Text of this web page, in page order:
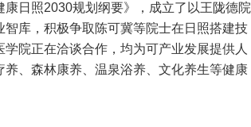
日照2030规划纲要》，成立了以王陇德院
库，积极争取陈可冀等院士在日照搭建技
院正在洽谈合作，均为可产业发展提供人
、森林康养、温泉浴养、文化养生等健康